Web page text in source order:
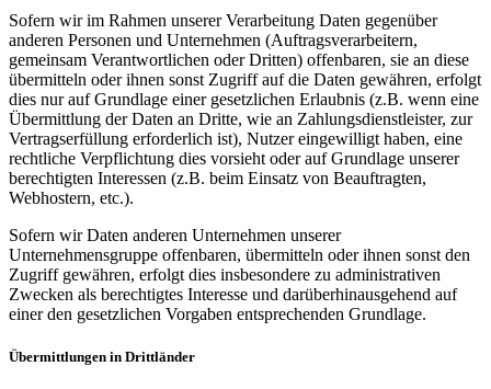
Sofern wir im Rahmen unserer Verarbeitung Daten gegenüber
anderen Personen und Unternehmen (Auftragsverarbeitern,
gemeinsam Verantwortlichen oder Dritten) offenbaren, sie an diese
übermitteln oder ihnen sonst Zugriff auf die Daten gewähren, erfolgt
dies nur auf Grundlage einer gesetzlichen Erlaubnis (z.B. wenn eine
Übermittlung der Daten an Dritte, wie an Zahlungsdienstleister, zur
Vertragserfüllung erforderlich ist), Nutzer eingewilligt haben, eine
rechtliche Verpflichtung dies vorsieht oder auf Grundlage unserer
berechtigten Interessen (z.B. beim Einsatz von Beauftragten,
Webhostern, etc.).
Sofern wir Daten anderen Unternehmen unserer
Unternehmensgruppe offenbaren, übermitteln oder ihnen sonst den
Zugriff gewähren, erfolgt dies insbesondere zu administrativen
Zwecken als berechtigtes Interesse und darüberhinausgehend auf
einer den gesetzlichen Vorgaben entsprechenden Grundlage.
Übermittlungen in Drittländer